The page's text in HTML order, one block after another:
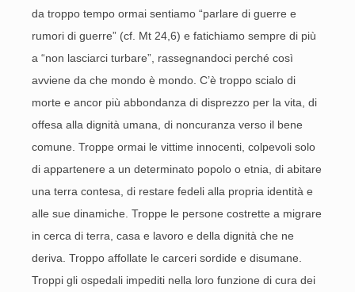
da troppo tempo ormai sentiamo “parlare di guerre e
rumori di guerre” (cf. Mt 24,6) e fatichiamo sempre di più
a “non lasciarci turbare”, rassegnandoci perché così
avviene da che mondo è mondo. C’è troppo scialo di
morte e ancor più abbondanza di disprezzo per la vita, di
offesa alla dignità umana, di noncuranza verso il bene
comune. Troppe ormai le vittime innocenti, colpevoli solo
di appartenere a un determinato popolo o etnia, di abitare
una terra contesa, di restare fedeli alla propria identità e
alle sue dinamiche. Troppe le persone costrette a migrare
in cerca di terra, casa e lavoro e della dignità che ne
deriva. Troppo affollate le carceri sordide e disumane.
Troppi gli ospedali impediti nella loro funzione di cura dei